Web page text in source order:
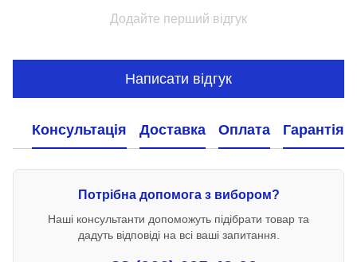
Додайте перший відгук
Написати відгук
Консультація Доставка Оплата Гарантія
Потрібна допомога з вибором?
Наші консультанти допоможуть підібрати товар та
дадуть відповіді на всі ваші запитання.